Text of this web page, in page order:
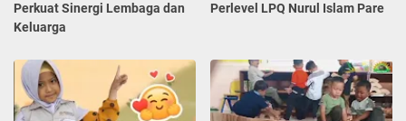
Perkuat Sinergi Lembaga dan
Keluarga
Perlevel LPQ Nurul Islam Pare